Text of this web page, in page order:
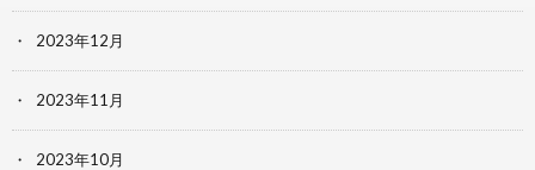
2023年12月
2023年11月
2023年10月